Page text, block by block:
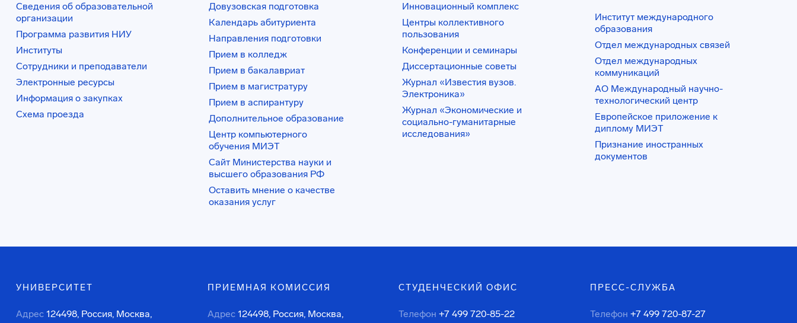
Сведения об образовательной
организации
Программа развития НИУ
Институты
Сотрудники и преподаватели
Электронные ресурсы
Информация о закупках
Схема проезда
Довузовская подготовка
Календарь абитуриента
Направления подготовки
Прием в колледж
Прием в бакалавриат
Прием в магистратуру
Прием в аспирантуру
Дополнительное образование
Центр компьютерного
обучения МИЭТ
Сайт Министерства науки и
высшего образования РФ
Оставить мнение о качестве
оказания услуг
Инновационный комплекс
Центры коллективного
пользования
Конференции и семинары
Диссертационные советы
Журнал «Известия вузов.
Электроника»
Журнал «Экономические и
социально-гуманитарные
исследования»
Институт международного
образования
Отдел международных связей
Отдел международных
коммуникаций
АО Международный научно-
технологический центр
Европейское приложение к
диплому МИЭТ
Признание иностранных
документов
УНИВЕРСИТЕТ
Адрес 124498, Россия, Москва,
ПРИЕМНАЯ КОМИССИЯ
Адрес 124498, Россия, Москва,
СТУДЕНЧЕСКИЙ ОФИС
Телефон +7 499 720-85-22
ПРЕСС-СЛУЖБА
Телефон +7 499 720-87-27